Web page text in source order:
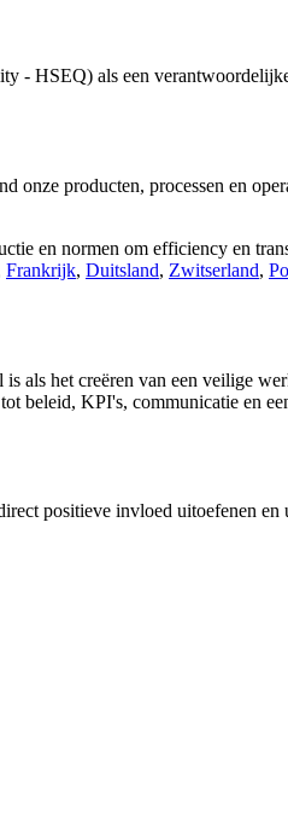
- HSEQ) als een
producten, processen en
en normen om efficiency en
Frankrijk, Duitsland, Zwitserland,
als het creëren van een veilige
beleid, KPI's, communicatie en
positieve invloed uitoefenen en